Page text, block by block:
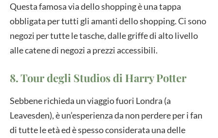
Questa famosa via dello shopping è una tappa
obbligata per tutti gli amanti dello shopping. Ci sono
negozi per tutte le tasche, dalle griffe di alto livello
alle catene di negozi a prezzi accessibili.
8. Tour degli Studios di Harry Potter
Sebbene richieda un viaggio fuori Londra (a
Leavesden), è un’esperienza da non perdere per i fan
di tutte le età ed è spesso considerata una delle